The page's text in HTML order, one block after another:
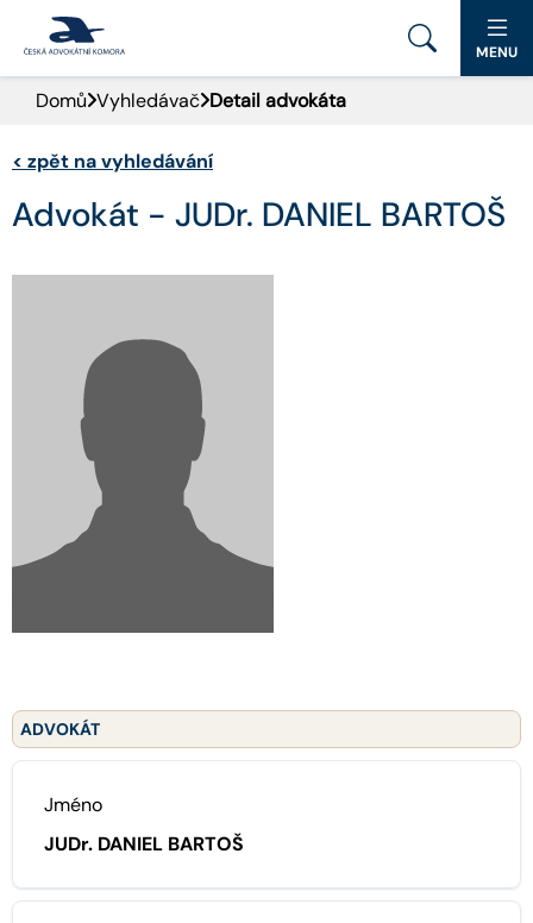
PORTÁL ČAK
DOMŮ
AKTUALITY
PRO VEŘEJNOST
ADVOKÁTNÍ DENÍK
KONTAKT
MENU
Domů Vyhledávač Detail advokáta
< zpět na vyhledávání
Advokát - JUDr. DANIEL BARTOŠ
ADVOKÁT
Jméno
JUDr. DANIEL BARTOŠ